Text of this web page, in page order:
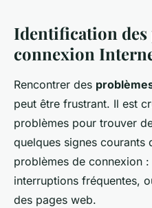
Identification des
connexion
Rencontrer des
peut être frustrant. Il est
problèmes pour trouver
quelques signes courants
problèmes de connexion
interruptions fréquentes,
des pages web.